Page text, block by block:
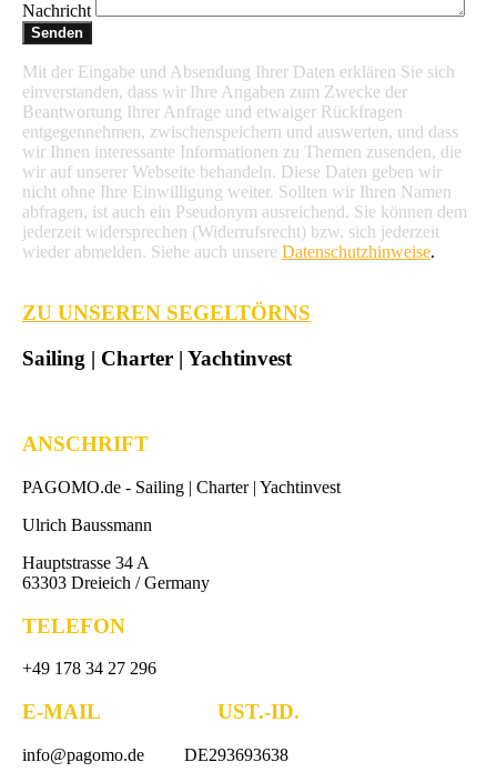
Nachricht
Mit der Eingabe und Absendung Ihrer Daten erklären Sie sich
einverstanden, dass wir Ihre Angaben zum Zwecke der
Beantwortung Ihrer Anfrage und etwaiger Rückfragen
entgegennehmen, zwischenspeichern und auswerten, und dass
wir Ihnen interessante Informationen zu Themen zusenden, die
wir auf unserer Webseite behandeln. Diese Daten geben wir
nicht ohne Ihre Einwilligung weiter. Sollten wir Ihren Namen
abfragen, ist auch ein Pseudonym ausreichend. Sie können dem
jederzeit widersprechen (Widerrufsrecht) bzw. sich jederzeit
wieder abmelden. Siehe auch unsere Datenschutzhinweise.
ZU UNSEREN SEGELTÖRNS
Sailing | Charter | Yachtinvest
ANSCHRIFT
PAGOMO.de - Sailing | Charter | Yachtinvest
Ulrich Baussmann
Hauptstrasse 34 A
63303 Dreieich / Germany
TELEFON
+49 178 34 27 296
E-MAIL UST.-ID.
info@pagomo.de DE293693638